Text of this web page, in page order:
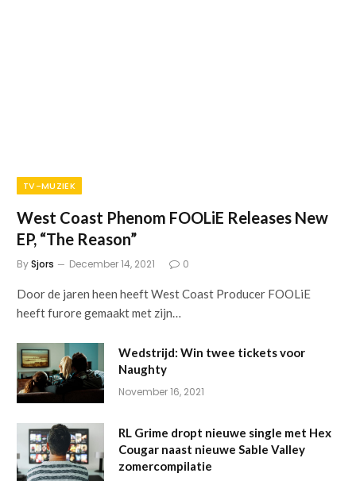
TV-MUZIEK
West Coast Phenom FOOLiE Releases New
EP, “The Reason”
BySjors December 14, 2021 0
Door de jaren heen heeft West Coast Producer FOOLiE
heeft furore gemaakt met zijn…
Wedstrijd: Win twee tickets voor
Naughty
November 16, 2021
RL Grime dropt nieuwe single met Hex
Cougar naast nieuwe Sable Valley
zomercompilatie